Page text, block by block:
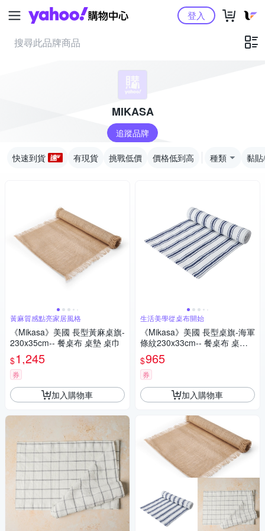
Yahoo購物中心登入
MIKASA
追蹤品牌
快速到貨 有現貨 挑戰低價 價格低到高 種類 黏
黃麻質感點亮家居風格
《Mikasa》美國 長型黃麻桌旗-
230x35cm-- 餐桌布 桌墊 桌巾
$1,245
券
加入購物車
生活美學從桌布開始
《Mikasa》美國 長型桌旗-海軍
條紋230x33cm-- 餐桌布 桌墊
桌巾
$965
券
加入購物車